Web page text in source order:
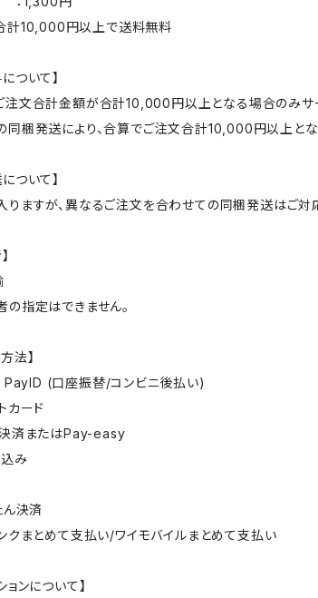
計10,000円以上で送料無料
ついて】
注文合計金額が合計10,000円以上となる場合のみサ
同梱発送により、合算でご注文合計10,000円以上と
ついて】
りますが、異なるご注文を合わせての同梱発送はご対
指定はできません。
法】
PayID (口座振替/コンビニ後払い)
カード
決済またはPay-easy
込み
ん決済
ンクまとめて支払い/ワイモバイルまとめて支払い
ョンについて】